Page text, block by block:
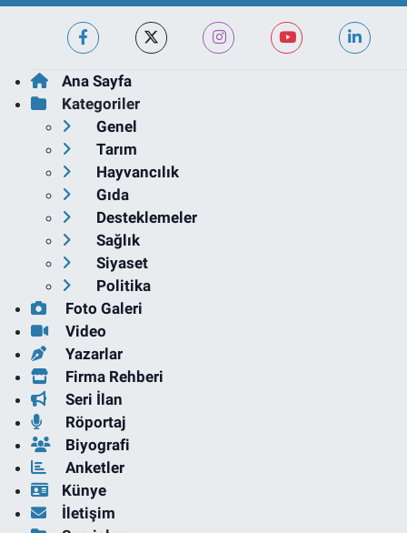
Ana Sayfa
Kategoriler
Genel
Tarım
Hayvancılık
Gıda
Desteklemeler
Sağlık
Siyaset
Politika
Foto Galeri
Video
Yazarlar
Firma Rehberi
Seri İlan
Röportaj
Biyografi
Anketler
Künye
İletişim